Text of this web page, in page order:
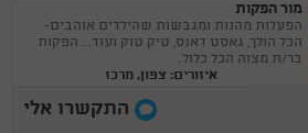
מור הפקות
הפעלות מהנות ומגבשות שהילדים אוהבים-
הכל הולך, גאסט דאנס, טיק טוק ועוד... הפקות
בר/ת מצוה הכל כלול.
איזורים: צפון, מרכז
התקשרו אלי